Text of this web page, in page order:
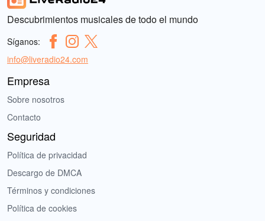
Descubrimientos musicales de todo el mundo
Síganos:
info@liveradio24.com
Empresa
Sobre nosotros
Contacto
Seguridad
Política de privacidad
Descargo de DMCA
Términos y condiciones
Política de cookies